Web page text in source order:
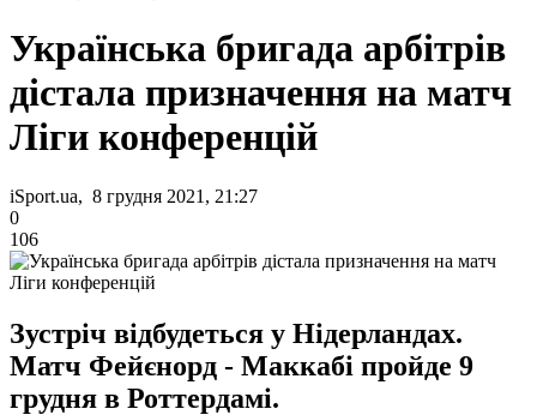
Українська бригада арбітрів
дістала призначення на матч
Ліги конференцій
iSport.ua, 8 грудня 2021, 21:27
0
106
Зустріч відбудеться у Нідерландах.
Матч Фейєнорд - Маккабі пройде 9
грудня в Роттердамі.